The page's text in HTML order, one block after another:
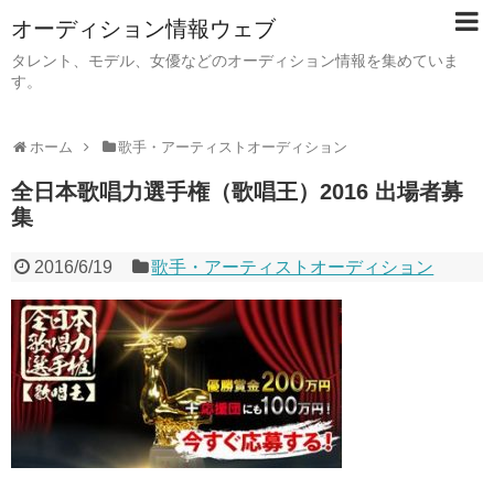
オーディション情報ウェブ
タレント、モデル、女優などのオーディション情報を集めていま
す。
ホーム 歌手・アーティストオーディション
全日本歌唱力選手権（歌唱王）2016 出場者募
集
2016/6/19 歌手・アーティストオーディション